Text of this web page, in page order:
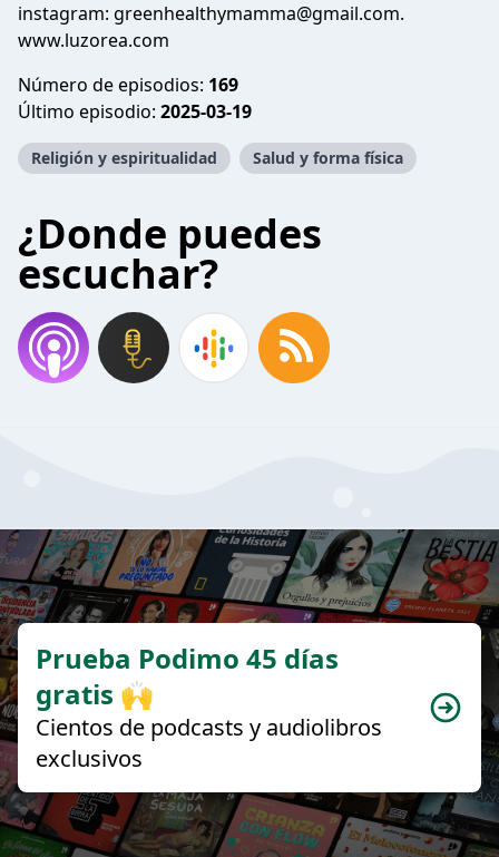
instagram: greenhealthymamma@gmail.com.
www.luzorea.com
Número de episodios: 169
Último episodio: 2025-03-19
Religión y espiritualidad Salud y forma física
¿Donde puedes
escuchar?
Prueba Podimo 45 días
gratis 🙌
Cientos de podcasts y audiolibros
exclusivos